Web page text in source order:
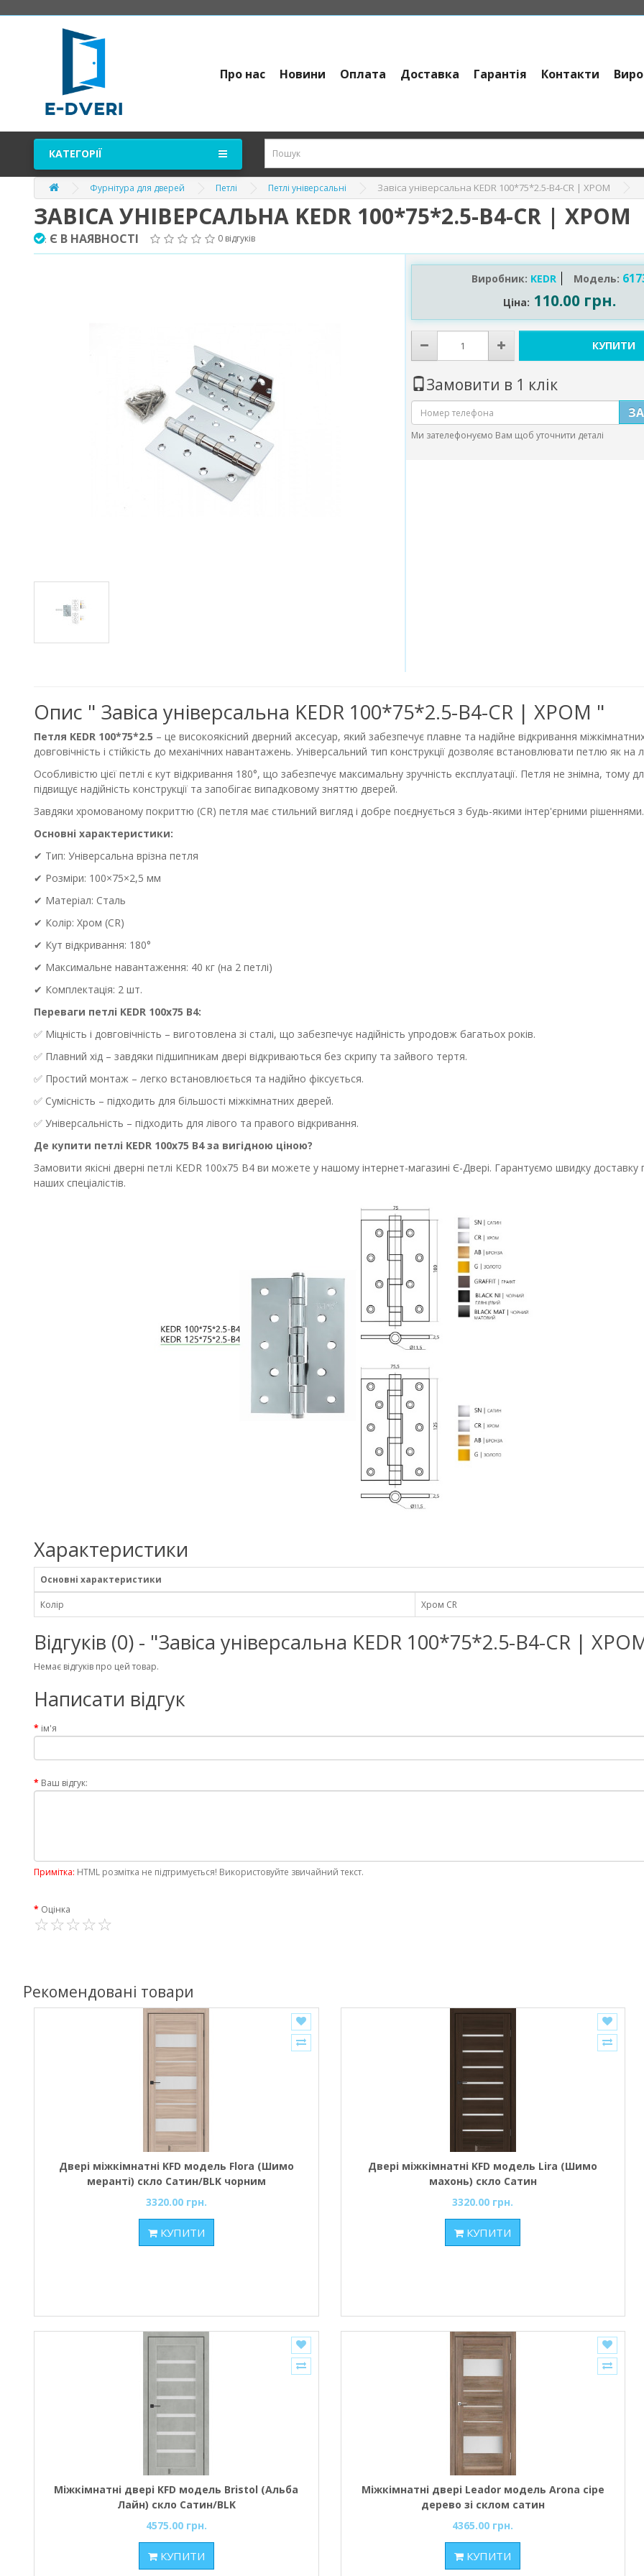
Про нас Новини Оплата Доставка Гарантія Контакти
КАТЕГОРІЇ
Фурнітура для дверей Петлі Петлі універсальні Завіса універсальна KEDR 100*75*2.5-В4-CR | ХРОМ
ЗАВІСА УНІВЕРСАЛЬНА KEDR 100*75*2.5-В4-CR | ХРОМ
: Є В НАЯВНОСТІ 0 відгуків
Виробник: KEDR Модель:
Ціна: 110.00 грн.
КУПИТИ
Замовити в 1 клік
Ми зателефонуємо Вам щоб уточнити деталі
Опис " Завіса універсальна KEDR 100*75*2.5-В4-CR | ХРОМ "
Петля KEDR 100*75*2.5 – це високоякісний дверний аксесуар, який забезпечує плавне та надійне відкривання
довговічність і стійкість до механічних навантажень. Універсальний тип конструкції дозволяє встановлювати петлю як на
Особливістю цієї петлі є кут відкривання 180°, що забезпечує максимальну зручність експлуатації. Петля не знімна, тому
підвищує надійність конструкції та запобігає випадковому зняттю дверей.
Завдяки хромованому покриттю (CR) петля має стильний вигляд і добре поєднується з будь-якими інтер'єрними рішеннями.
Основні характеристики:
✔ Тип: Універсальна врізна петля
✔ Розміри: 100×75×2,5 мм
✔ Матеріал: Сталь
✔ Колір: Хром (CR)
✔ Кут відкривання: 180°
✔ Максимальне навантаження: 40 кг (на 2 петлі)
✔ Комплектація: 2 шт.
Переваги петлі KEDR 100x75 B4:
✅ Міцність і довговічність – виготовлена зі сталі, що забезпечує надійність упродовж багатьох років.
✅ Плавний хід – завдяки підшипникам двері відкриваються без скрипу та зайвого тертя.
✅ Простий монтаж – легко встановлюється та надійно фіксується.
✅ Сумісність – підходить для більшості міжкімнатних дверей.
✅ Універсальність – підходить для лівого та правого відкривання.
Де купити петлі KEDR 100x75 B4 за вигідною ціною?
Замовити якісні дверні петлі KEDR 100x75 B4 ви можете у нашому інтернет-магазині Є-Двері. Гарантуємо швидку доставку
наших спеціалістів.
Характеристики
Основні характеристики
Колір Хром CR
Відгуків (0) - "Завіса універсальна KEDR 100*75*2.5-В4-CR |
Немає відгуків про цей товар.
Написати відгук
ім'я
Ваш відгук:
Примітка: HTML розмітка не підтримується! Використовуйте звичайний текст.
Оцінка
Рекомендовані товари
Двері міжкімнатні KFD модель Flora (Шимо
меранті) скло Сатин/BLK чорним
3320.00 грн.
КУПИТИ
Двері міжкімнатні KFD модель Lira (Шимо
махонь) скло Сатин
3320.00 грн.
КУПИТИ
Міжкімнатні двері KFD модель Bristol (Альба
Лайн) скло Сатин/BLK
4575.00 грн.
КУПИТИ
Міжкімнатні двері Leador модель Arona сіре
дерево зі склом сатин
4365.00 грн.
КУПИТИ